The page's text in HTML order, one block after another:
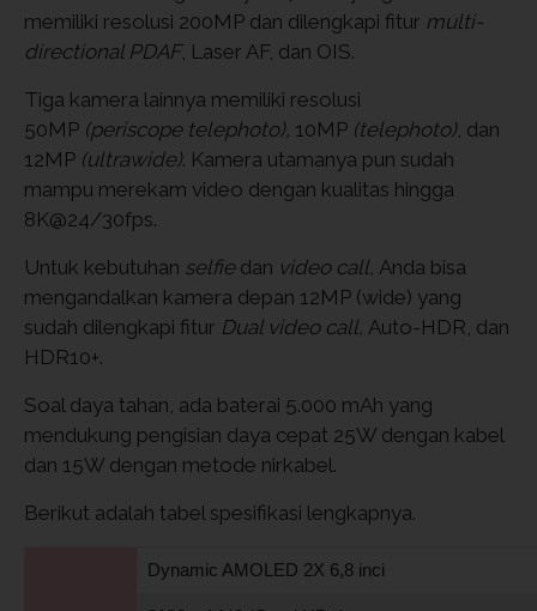
memiliki resolusi 200MP dan dilengkapi fitur multi-
directional PDAF, Laser AF, dan OIS.
Tiga kamera lainnya memiliki resolusi
50MP (periscope telephoto), 10MP (telephoto) , dan
12MP (ultrawide). Kamera utamanya pun sudah
mampu merekam video dengan kualitas hingga
8K@24/30fps.
Untuk kebutuhan selfiedan video call, Anda bisa
mengandalkan kamera depan 12MP (wide) yang
sudah dilengkapi fitur Dual video call, Auto-HDR, dan
HDR10+.
Soal daya tahan, ada baterai 5.000 mAh yang
mendukung pengisian daya cepat 25W dengan kabel
dan 15W dengan metode nirkabel.
Berikut adalah tabel spesifikasi lengkapnya.
Dynamic AMOLED 2X 6,8 inci